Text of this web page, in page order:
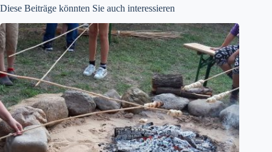
Diese Beiträge könnten Sie auch interessieren